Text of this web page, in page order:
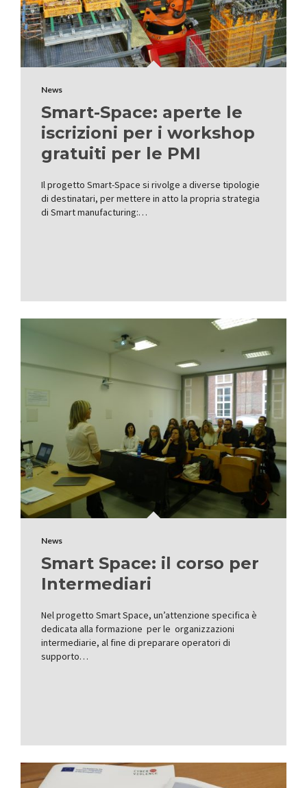
News
Smart-Space: aperte le
iscrizioni per i workshop
gratuiti per le PMI
Il progetto Smart-Space si rivolge a diverse tipologie
di destinatari, per mettere in atto la propria strategia
di Smart manufacturing:…
News
Smart Space: il corso per
Intermediari
Nel progetto Smart Space, un’attenzione specifica è
dedicata alla formazione per le organizzazioni
intermediarie, al fine di preparare operatori di
supporto…